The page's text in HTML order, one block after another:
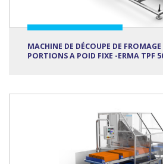
MACHINE DE DÉCOUPE DE
PORTIONS A POID FIXE -ERMA TPF